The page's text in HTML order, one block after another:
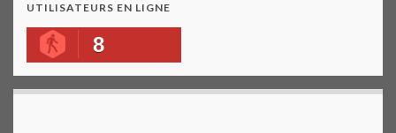
UTILISATEURS EN LIGNE
8